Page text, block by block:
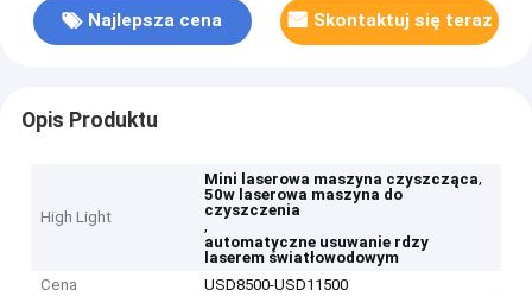
Najlepsza cena Skontaktuj się teraz
Opis Produktu
High Light
Mini laserowa maszyna czyszcząca,
50w laserowa maszyna do
czyszczenia
,
automatyczne usuwanie rdzy
laserem światłowodowym
Cena
USD8500-USD11500